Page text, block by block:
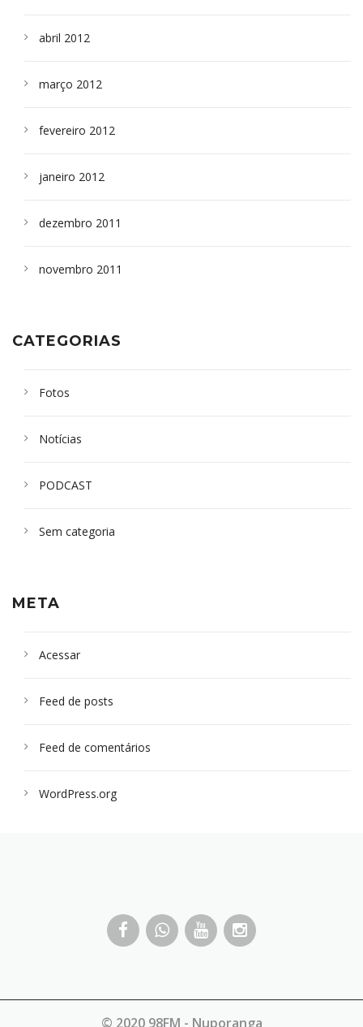
abril 2012
março 2012
fevereiro 2012
janeiro 2012
dezembro 2011
novembro 2011
CATEGORIAS
Fotos
Notícias
PODCAST
Sem categoria
META
Acessar
Feed de posts
Feed de comentários
WordPress.org
© 2020 98FM - Nuporanga